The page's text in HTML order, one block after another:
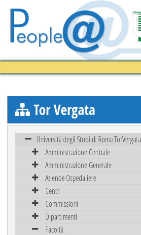
Tor Vergata
Università degli Studi di Roma TorVergata
Amministrazione Centrale
Amministrazione Generale
Aziende Ospedaliere
Centri
Commissioni
Dipartimenti
Facoltà